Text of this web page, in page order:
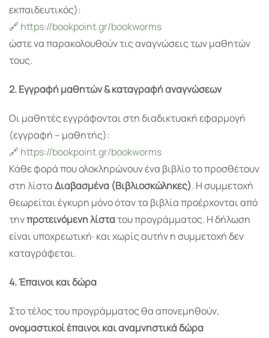
εκπαιδευτικός):
🔗 https://bookpoint.gr/bookworms
ώστε να παρακολουθούν τις αναγνώσεις των μαθητών
τους.
2. Εγγραφή μαθητών & καταγραφή αναγνώσεων
Οι μαθητές εγγράφονται στη διαδικτυακή εφαρμογή
(εγγραφή – μαθητής):
🔗 https://bookpoint.gr/bookworms
Κάθε φορά που ολοκληρώνουν ένα βιβλίο το προσθέτουν
στη λίσταΔιαβασμένα (Βιβλιοσκώληκες). Η συμμετοχή
θεωρείται έγκυρη μόνο όταν τα βιβλία προέρχονται από
τηνπροτεινόμενη λίστατου προγράμματος. Η δήλωση
είναι υποχρεωτική· και χωρίς αυτήν η συμμετοχή δεν
καταγράφεται.
4. Έπαινοι και δώρα
Στο τέλος του προγράμματος θα απονεμηθούν,
ονομαστικοί έπαινοι και αναμνηστικά δώρα